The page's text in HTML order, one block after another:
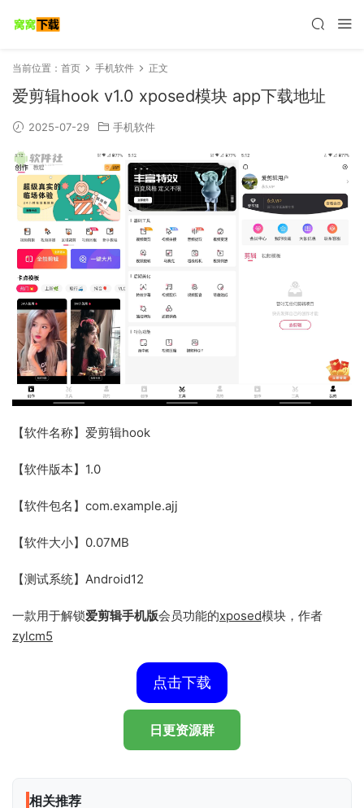
当前位置： 首页 手机软件 正文
爱剪辑hook v1.0 xposed模块 app下载地址
2025-07-29 手机软件
【软件名称】爱剪辑hook
【软件版本】1.0
【软件包名】com.example.ajj
【软件大小】0.07MB
【测试系统】Android12
一款用于解锁爱剪辑手机版会员功能的xposed模块，作者
zylcm5
点击下载
日更资源群
相关推荐